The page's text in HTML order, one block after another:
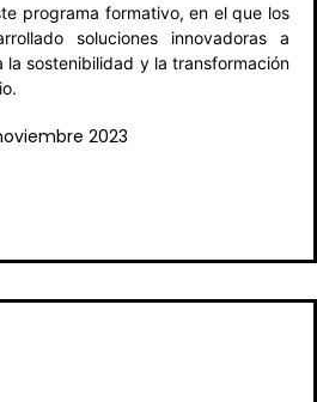
programa formativo, en el que los
soluciones innovadoras a
la sostenibilidad y la transformación
2023